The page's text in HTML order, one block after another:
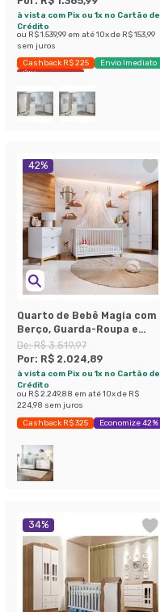
à vista com Pix ou 1x no Cartão de
Crédito
ou R$ 1.539,99 em até10x de R$ 153,99
sem juros
Cashback R$ 225
Envio Imediato
Últimas peças
42%
Quarto de Bebê Magia com
Berço, Guarda-Roupa e
Cômoda 2 Portas 5 Gavetas
Branco e Amadeirado
De:R$ 3.519,97
Por: R$ 2.024,89
à vista com Pix ou 1x no Cartão de
Crédito
ou R$ 2.249,88 em até10x de R$
224,98 sem juros
Cashback R$ 325 Economize 42%
34%